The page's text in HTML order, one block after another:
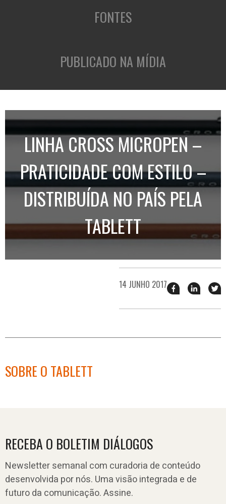
FONTES
PUBLICADO NA MÍDIA
LINHA CROSS MICROPEN –
PRATICIDADE COM ESTILO –
DISTRIBUÍDA NO PAÍS PELA
TABLETT
14 JUNHO 2017 Compartilhar
esse
no
esse
no
SOBRE O TABLETT
RECEBA O BOLETIM DIÁLOGOS
Newsletter semanal com curadoria de conteúdo
desenvolvida por nós. Uma visão integrada e de
futuro da comunicação. Assine.